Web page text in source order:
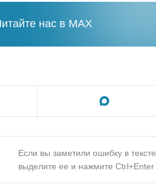
нас в MAX
Если вы заметили ошибку в тексте,
выделите ее и нажмите Ctrl+Enter